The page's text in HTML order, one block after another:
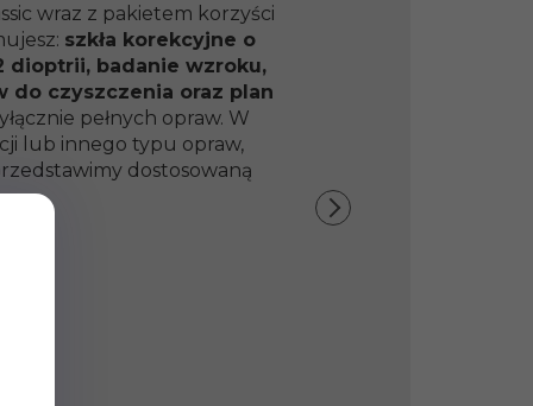
wraz z pakietem korzyści
szkła korekcyjne o
dioptrii, badanie wzroku,
do czyszczenia oraz plan
pełnych opraw. W
lub innego typu opraw,
dostosowaną